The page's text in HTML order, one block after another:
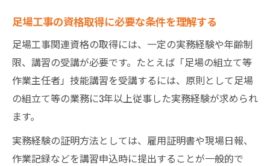
足場工事管理者のための資格と法令の違い
整理
足場工事関連法令の最新動向と管理者の対
策
足場作業主任者講習の受講資格を満たす方法
足場組立作業主任者講習の受講資格証明手
順
足場工事の資格取得に必要な条件を理解する
足場工事関連資格の取得には、一定の実務経験や年齢制
限、講習の受講が必要です。たとえば「足場の組立て等
作業主任者」技能講習を受講するには、原則として足場
の組立て等の業務に3年以上従事した実務経験が求められ
ます。
実務経験の証明方法としては、雇用証明書や現場日報、
作業記録などを講習申込時に提出することが一般的で